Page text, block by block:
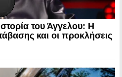
του Άγγελου: Η
και οι προκλήσεις